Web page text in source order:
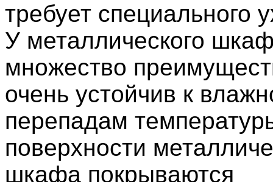
требует специального
У металлического
множество
очень устойчив к
перепадам
поверхности
шкафа покрываются